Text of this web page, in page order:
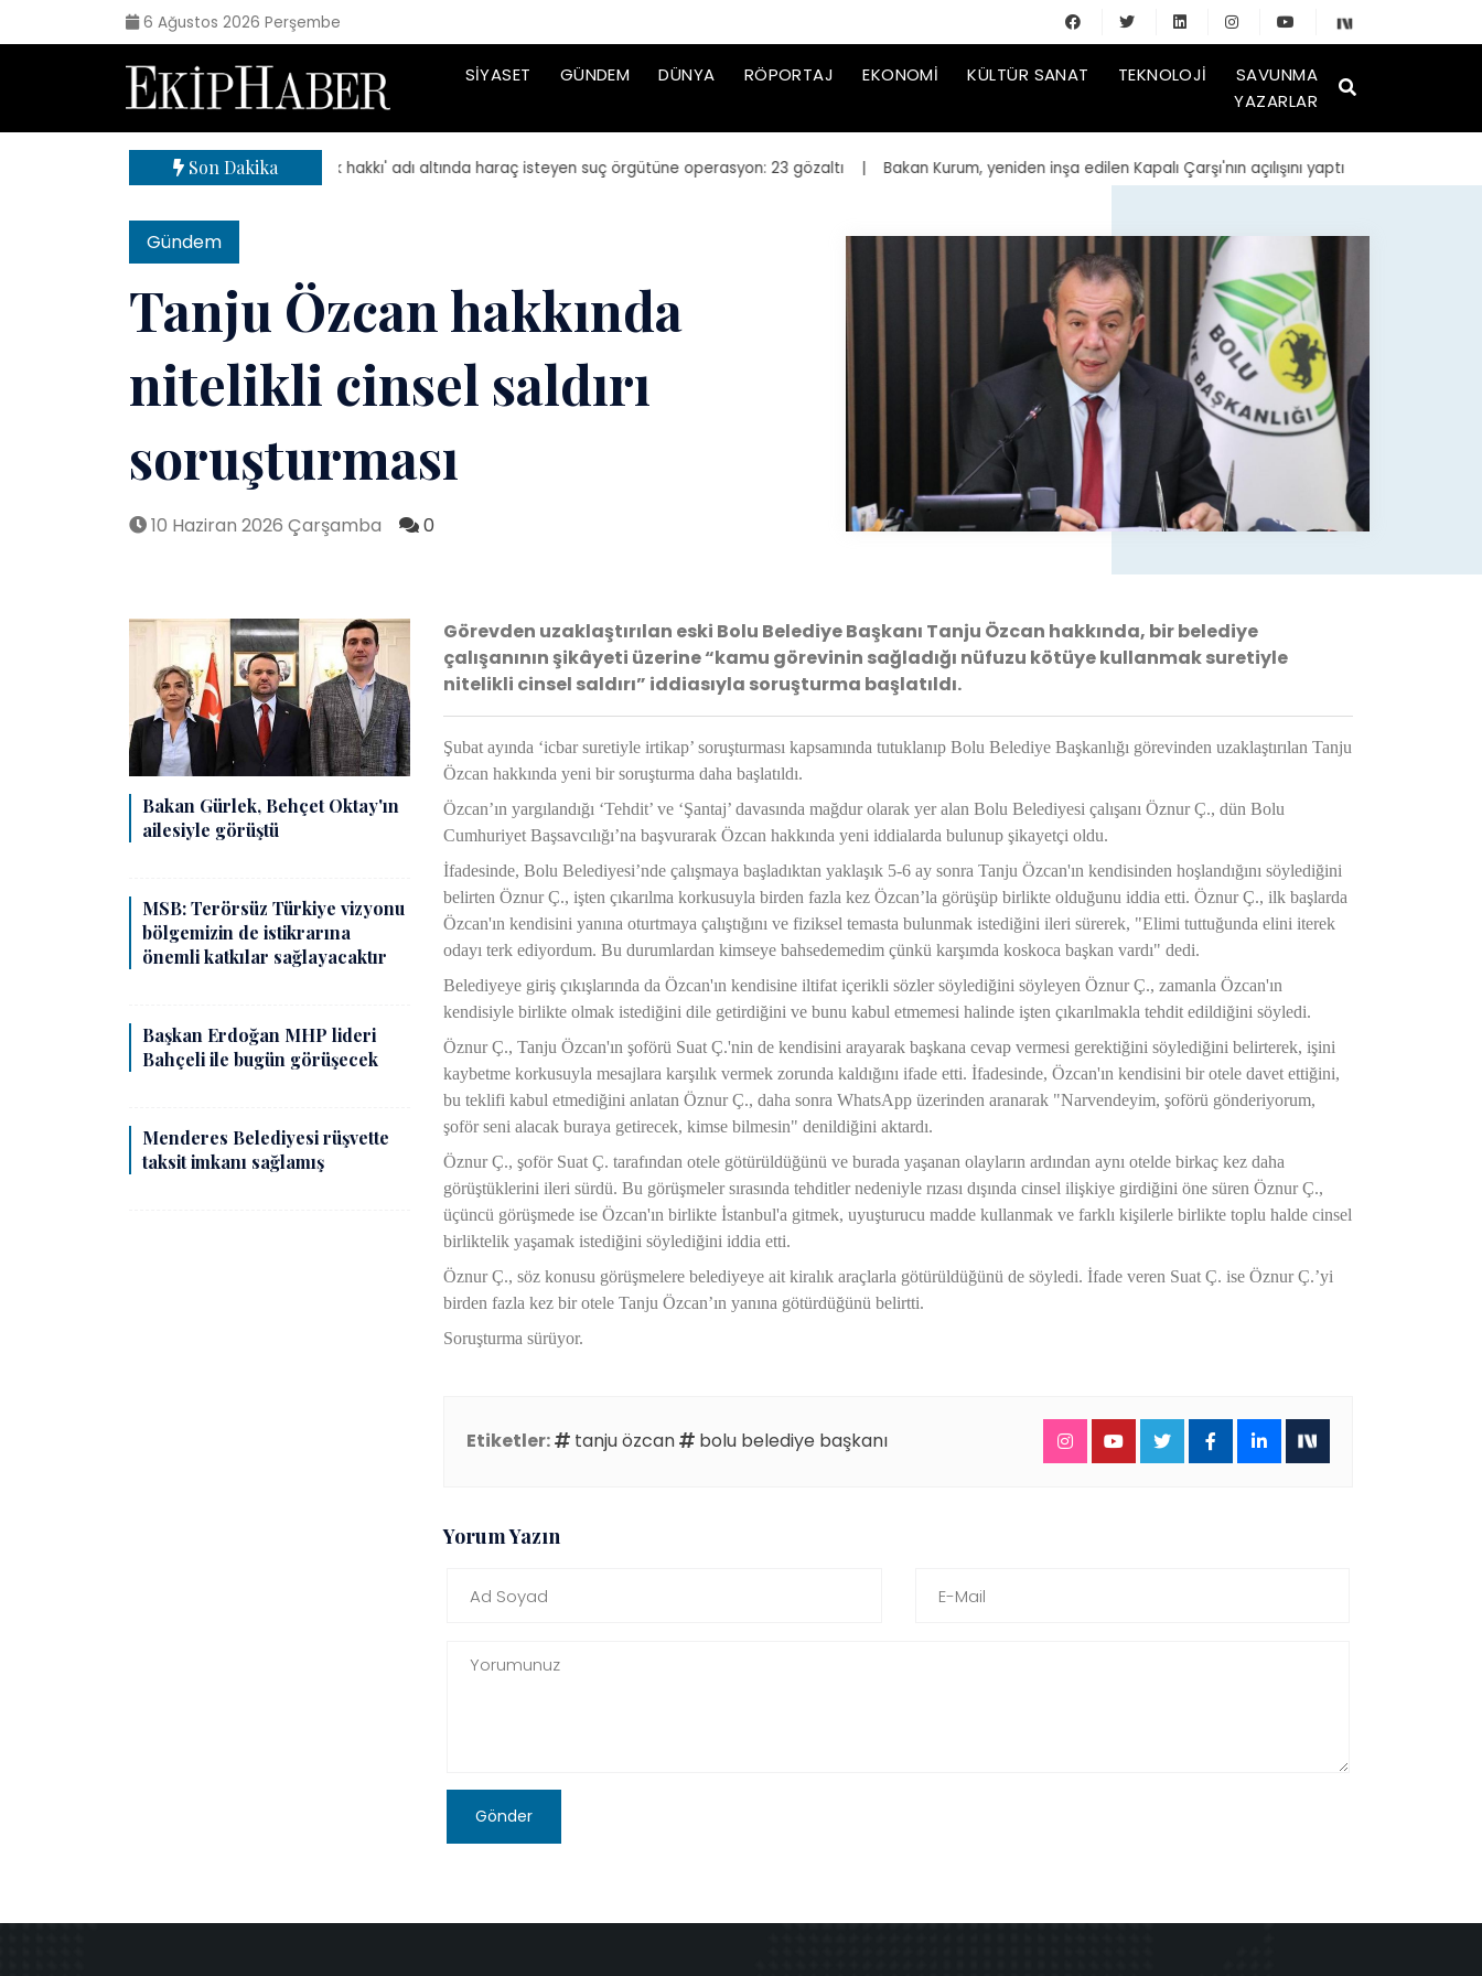
6 Ağustos 2026 Perşembe
SIYASET GÜNDEM DÜNYA RÖPORTAJ EKONOMI KÜLTÜR SANAT TEKNOLOJI
SAVUNMA
YAZARLAR
Son Dakika
| 'Sokak hakkı' adı altında haraç isteyen suç örgütüne operasyon: 23 gözaltı | Bakan Kurum, yeniden inşa edilen Kapalı Çarşı'nın açılışını yaptı | TMSF, Ahbap
Gündem
Tanju Özcan hakkında
nitelikli cinsel saldırı
soruşturması
10 Haziran 2026 Çarşamba 0
Görevden uzaklaştırılan eski Bolu Belediye Başkanı Tanju Özcan hakkında, bir belediye
çalışanının şikâyeti üzerine “kamu görevinin sağladığı nüfuzu kötüye kullanmak suretiyle
nitelikli cinsel saldırı” iddiasıyla soruşturma başlatıldı.
Şubat ayında ‘icbar suretiyle irtikap’ soruşturması kapsamında tutuklanıp Bolu Belediye Başkanlığı görevinden uzaklaştırılan Tanju
Özcan hakkında yeni bir soruşturma daha başlatıldı.
Özcan’ın yargılandığı ‘Tehdit’ ve ‘Şantaj’ davasında mağdur olarak yer alan Bolu Belediyesi çalışanı Öznur Ç., dün Bolu
Cumhuriyet Başsavcılığı’na başvurarak Özcan hakkında yeni iddialarda bulunup şikayetçi oldu.
İfadesinde, Bolu Belediyesi’nde çalışmaya başladıktan yaklaşık 5-6 ay sonra Tanju Özcan'ın kendisinden hoşlandığını söylediğini
belirten Öznur Ç., işten çıkarılma korkusuyla birden fazla kez Özcan’la görüşüp birlikte olduğunu iddia etti. Öznur Ç., ilk başlarda
Özcan'ın kendisini yanına oturtmaya çalıştığını ve fiziksel temasta bulunmak istediğini ileri sürerek, "Elimi tuttuğunda elini iterek
odayı terk ediyordum. Bu durumlardan kimseye bahsedemedim çünkü karşımda koskoca başkan vardı" dedi.
Belediyeye giriş çıkışlarında da Özcan'ın kendisine iltifat içerikli sözler söylediğini söyleyen Öznur Ç., zamanla Özcan'ın
kendisiyle birlikte olmak istediğini dile getirdiğini ve bunu kabul etmemesi halinde işten çıkarılmakla tehdit edildiğini söyledi.
Öznur Ç., Tanju Özcan'ın şoförü Suat Ç.'nin de kendisini arayarak başkana cevap vermesi gerektiğini söylediğini belirterek, işini
kaybetme korkusuyla mesajlara karşılık vermek zorunda kaldığını ifade etti. İfadesinde, Özcan'ın kendisini bir otele davet ettiğini,
bu teklifi kabul etmediğini anlatan Öznur Ç., daha sonra WhatsApp üzerinden aranarak "Narvendeyim, şoförü gönderiyorum,
şoför seni alacak buraya getirecek, kimse bilmesin" denildiğini aktardı.
Öznur Ç., şoför Suat Ç. tarafından otele götürüldüğünü ve burada yaşanan olayların ardından aynı otelde birkaç kez daha
görüştüklerini ileri sürdü. Bu görüşmeler sırasında tehditler nedeniyle rızası dışında cinsel ilişkiye girdiğini öne süren Öznur Ç.,
üçüncü görüşmede ise Özcan'ın birlikte İstanbul'a gitmek, uyuşturucu madde kullanmak ve farklı kişilerle birlikte toplu halde cinsel
birliktelik yaşamak istediğini söylediğini iddia etti.
Öznur Ç., söz konusu görüşmelere belediyeye ait kiralık araçlarla götürüldüğünü de söyledi. İfade veren Suat Ç. ise Öznur Ç.’yi
birden fazla kez bir otele Tanju Özcan’ın yanına götürdüğünü belirtti.
Soruşturma sürüyor.
Etiketler: tanju özcan bolu belediye başkanı
Yorum Yazın
Gönder
Bakan Gürlek, Behçet Oktay'ın
ailesiyle görüştü
MSB: Terörsüz Türkiye vizyonu
bölgemizin de istikrarına
önemli katkılar sağlayacaktır
Başkan Erdoğan MHP lideri
Bahçeli ile bugün görüşecek
Menderes Belediyesi rüşvette
taksit imkanı sağlamış